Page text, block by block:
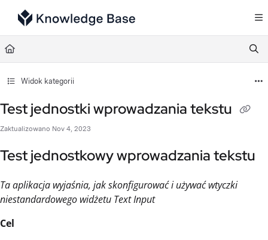
Documentation Index
Fetch the complete documentation index at:
Use this file to discover all available pages before exploring further.
Widok kategorii
Test jednostki wprowadzania tekstu
Zaktualizowano Nov 4, 2023
Test jednostkowy wprowadzania tekstu
Ta aplikacja wyjaśnia, jak skonfigurować i używać wtyczki
niestandardowego widżetu Text Input
Cel